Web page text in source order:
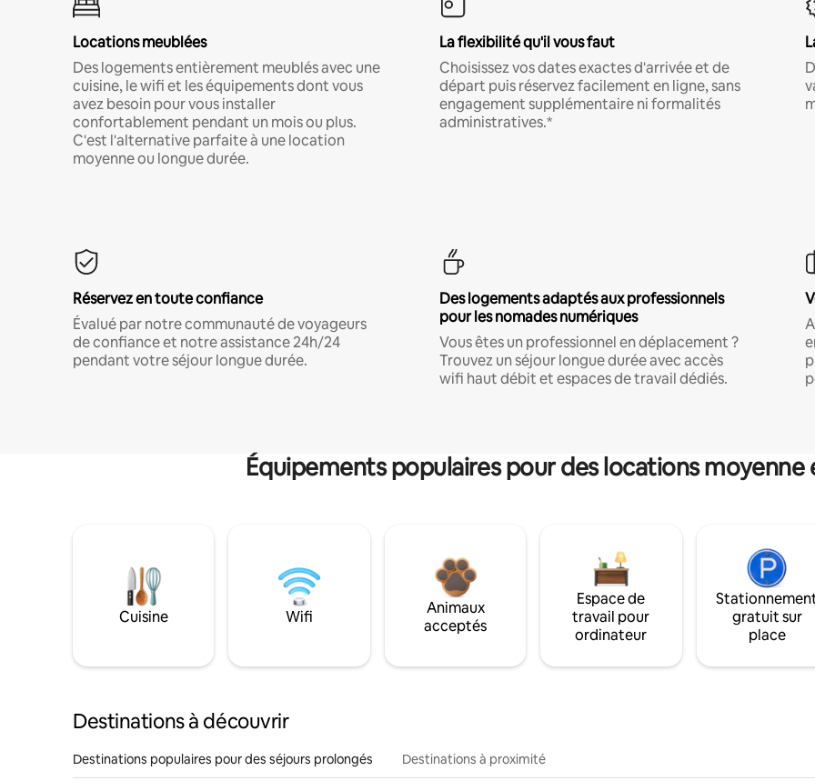
Locations meublées
Des logements entièrement meublés avec une
cuisine, le wifi et les équipements dont vous
avez besoin pour vous installer
confortablement pendant un mois ou plus.
C'est l'alternative parfaite à une location
moyenne ou longue durée.
La flexibilité qu'il vous faut
Choisissez vos dates exactes d'arrivée et de
départ puis réservez facilement en ligne, sans
engagement supplémentaire ni formalités
administratives.*
Réservez en toute confiance
Évalué par notre communauté de voyageurs
de confiance et notre assistance 24h/24
pendant votre séjour longue durée.
Des logements adaptés aux professionnels
pour les nomades numériques
Vous êtes un professionnel en déplacement ?
Trouvez un séjour longue durée avec accès
wifi haut débit et espaces de travail dédiés.
Équipements populaires pour des locations
Cuisine Wifi
Animaux
acceptés
Espace de
travail pour
ordinateur
gratuit sur
place
Destinations à découvrir
Destinations populaires pour des séjours prolongés Destinations à proximité